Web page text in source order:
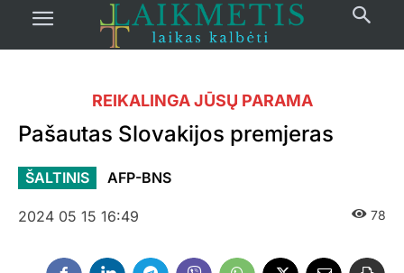
REIKALINGA JŪSŲ PARAMA
Pašautas Slovakijos premjeras
ŠALTINIS AFP-BNS
2024 05 15 16:49 78